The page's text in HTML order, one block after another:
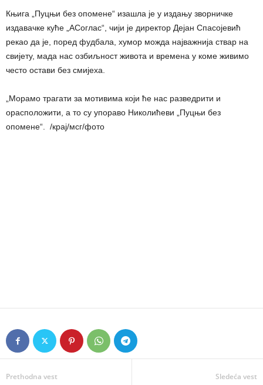
Књига „Пуцњи без опомене“ изашла је у издању зворничке
издавачке куће „АСоглас“, чији је директор Дејан Спасојевић
рекао да је, поред фудбала, хумор можда најважнија ствар на
свијету, мада нас озбиљност живота и времена у коме живимо
често остави без смијеха.
„Морамо трагати за мотивима који ће нас разведрити и
орасположити, а то су упораво Николићеви „Пуцњи без
опомене“. /крај/мсг/фото
Prethodna vest Sledeća vest